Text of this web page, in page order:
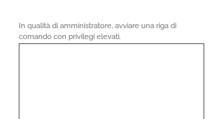
In qualità di amministratore, avviare una riga di
comando con privilegi elevati.